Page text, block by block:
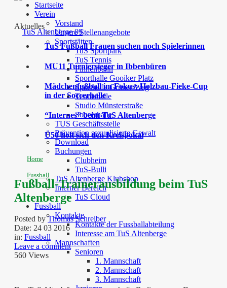
Startseite
Verein
Vorstand
Unsere Stellenangebote
Sportstätten
TuS Sportpark
TuS Tennis
Finnenbahn
Sporthalle Gooiker Platz
Sporthalle Grüner Weg
Tennishalle
Studio Münsterstraße
Soccerhalle
TUS Geschäftsstelle
Prävention sexualisierte Gewalt
Download
Buchungen
Clubheim
TuS-Bulli
TuS Altenberge Klubshop
Interner Bereich
TuS Cloud
Fussball
Kontakte
Kontakte der Fussballabteilung
Interesse am TuS Altenberge
Mannschaften
Senioren
1. Mannschaft
2. Mannschaft
3. Mannschaft
Aktuelles
TuS Fußball Frauen suchen noch Spielerinnen
MU11 Turniersieger in Ibbenbüren
Mädchenfußball im Fokus: Holzbau-Fieke-Cup
in der Soccerhalle
“Internes” beim TuS Altenberge
Ü50 holt sich den Kreispokal
Home
Fussball
Fußball-Trainerausbildung beim TuS
Altenberge
Posted byThomas Schreiber
Date: 24 03 2016
in: Fussball
Leave a comment
560 Views